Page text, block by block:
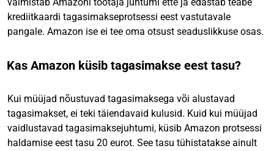
krediitkaardi tagasimakseprotsessi eest vastutavale
pangale. Amazon ise ei tee oma otsust seaduslikkuse osas.
Kas Amazon küsib tagasimakse eest tasu?
Kui müüjad nõustuvad tagasimaksega või alustavad
tagasimakset, ei teki täiendavaid kulusid. Kuid kui müüjad
vaidlustavad tagasimaksejuhtumi, küsib Amazon protsessi
haldamise eest tasu 20 eurot. See tasu tühistatakse ainult